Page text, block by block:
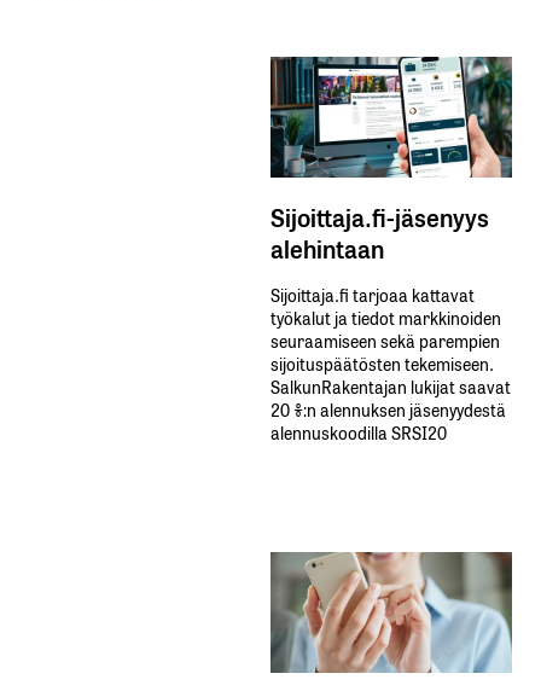
Sijoittaja.fi-jäsenyys
alehintaan
Sijoittaja.fi tarjoaa kattavat
työkalut ja tiedot markkinoiden
seuraamiseen sekä parempien
sijoituspäätösten tekemiseen.
SalkunRakentajan lukijat saavat
20 %:n alennuksen jäsenyydestä
alennuskoodilla SRSI20